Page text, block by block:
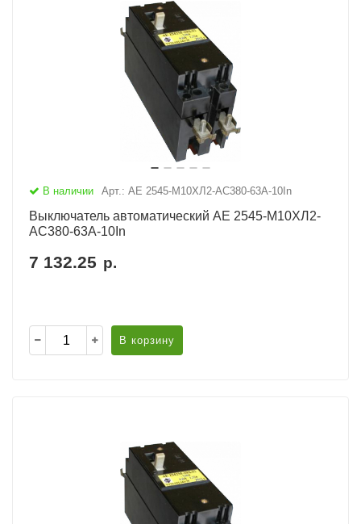
В наличии Арт.: АЕ 2545-М10ХЛ2-AC380-63А-10In
Выключатель автоматический АЕ 2545-М10ХЛ2-
AC380-63А-10In
7 132.25 р.
В корзину